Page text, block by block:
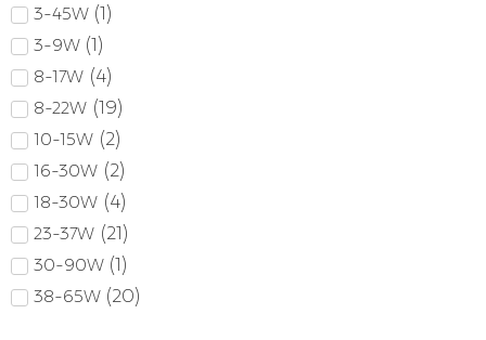
3-45W (1)
3-9W (1)
8-17W (4)
8-22W (19)
10-15W (2)
16-30W (2)
18-30W (4)
23-37W (21)
30-90W (1)
38-65W (20)